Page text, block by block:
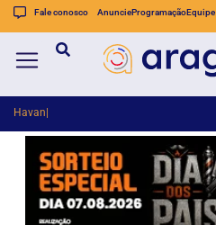
Fale conosco AnuncieProgramaçãoEquipe
Havan tem projeto da